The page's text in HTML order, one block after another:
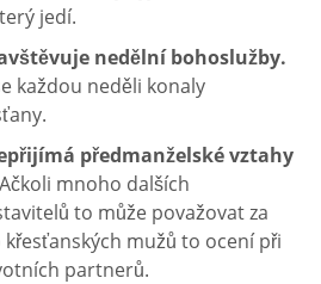
jedí.
nedělní bohoslužby.
každou neděli konaly
předmanželské vztahy
Ačkoli mnoho dalších
to může považovat za
mužů to ocení při
partnerů.